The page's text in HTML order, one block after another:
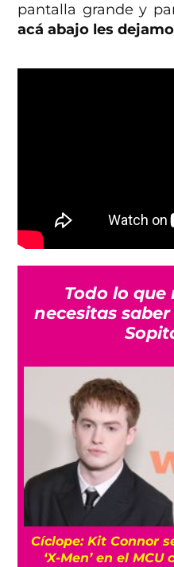
pantalla grande y
acá abajo les
Todo lo que
necesitas
sería el elegido
el MCU con Samara